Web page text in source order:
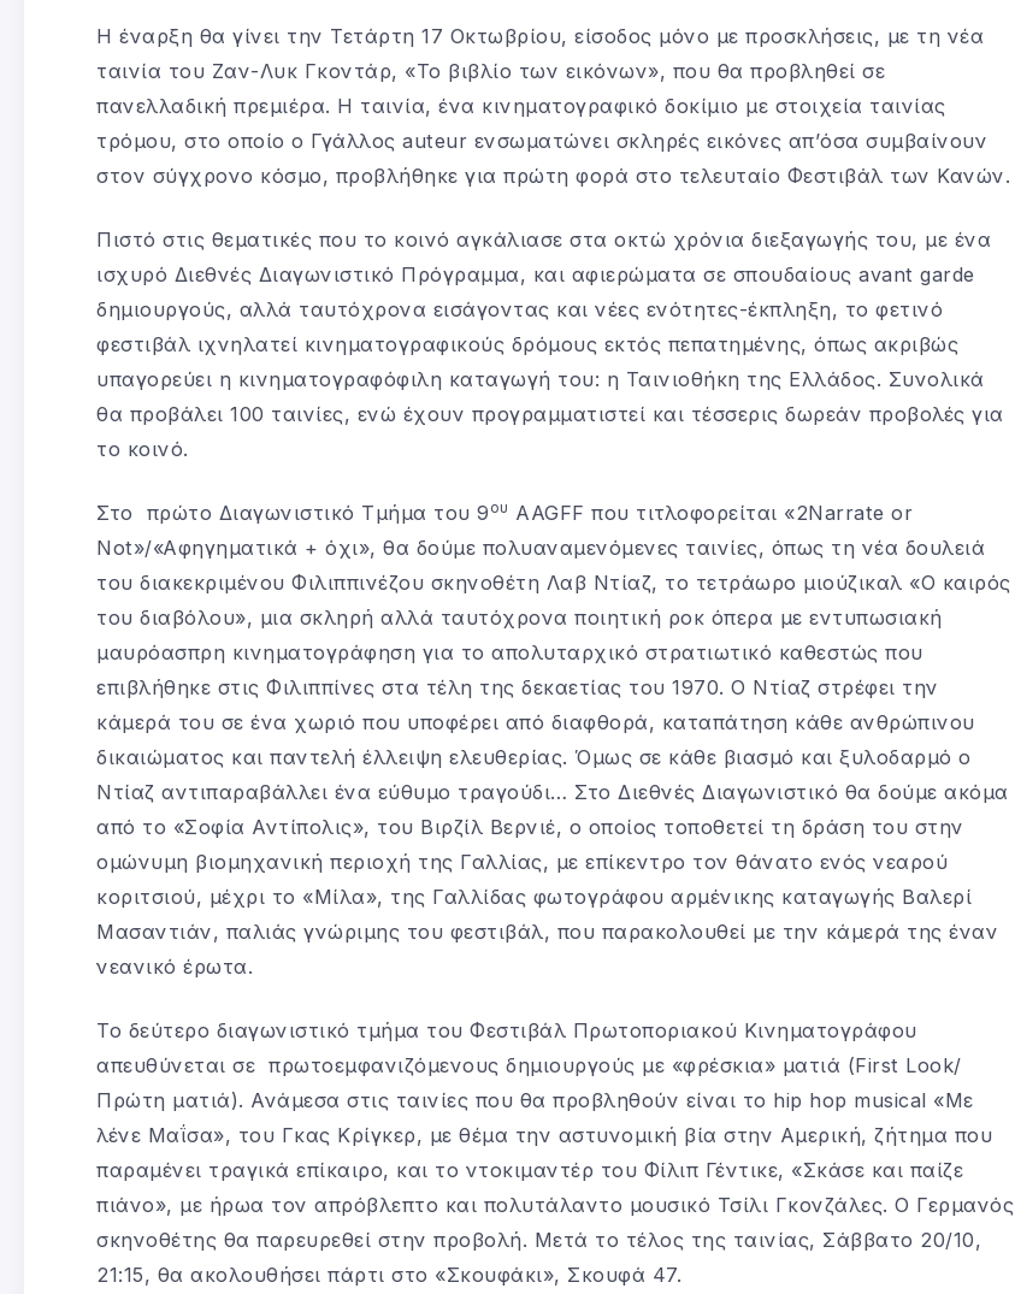
Η έναρξη θα γίνει την Τετάρτη 17 Οκτωβρίου, είσοδος μόνο με προσκλήσεις, με τη νέα
ταινία του Ζαν-Λυκ Γκοντάρ, «Το βιβλίο των εικόνων», που θα προβληθεί σε
πανελλαδική πρεμιέρα. Η ταινία, ένα κινηματογραφικό δοκίμιο με στοιχεία ταινίας
τρόμου, στο οποίο ο Γγάλλος auteur ενσωματώνει σκληρές εικόνες απ’όσα συμβαίνουν
στον σύγχρονο κόσμο, προβλήθηκε για πρώτη φορά στο τελευταίο Φεστιβάλ των Κανών.
Πιστό στις θεματικές που το κοινό αγκάλιασε στα οκτώ χρόνια διεξαγωγής του, με ένα
ισχυρό Διεθνές Διαγωνιστικό Πρόγραμμα, και αφιερώματα σε σπουδαίους avant garde
δημιουργούς, αλλά ταυτόχρονα εισάγοντας και νέες ενότητες-έκπληξη, το φετινό
φεστιβάλ ιχνηλατεί κινηματογραφικούς δρόμους εκτός πεπατημένης, όπως ακριβώς
υπαγορεύει η κινηματογραφόφιλη καταγωγή του: η Ταινιοθήκη της Ελλάδος. Συνολικά
θα προβάλει 100 ταινίες, ενώ έχουν προγραμματιστεί και τέσσερις δωρεάν προβολές για
το κοινό.
Στο πρώτο Διαγωνιστικό Τμήμα του 9 ου AAGFF που τιτλοφορείται «2Narrate or
Not»/«Aφηγηματικά + όχι», θα δούμε πολυαναμενόμενες ταινίες, όπως τη νέα δουλειά
του διακεκριμένου Φιλιππινέζου σκηνοθέτη Λαβ Ντίαζ, το τετράωρο μιούζικαλ «Ο καιρός
του διαβόλου», μια σκληρή αλλά ταυτόχρονα ποιητική ροκ όπερα με εντυπωσιακή
μαυρόασπρη κινηματογράφηση για το απολυταρχικό στρατιωτικό καθεστώς που
επιβλήθηκε στις Φιλιππίνες στα τέλη της δεκαετίας του 1970. Ο Ντίαζ στρέφει την
κάμερά του σε ένα χωριό που υποφέρει από διαφθορά, καταπάτηση κάθε ανθρώπινου
δικαιώματος και παντελή έλλειψη ελευθερίας. Όμως σε κάθε βιασμό και ξυλοδαρμό ο
Ντίαζ αντιπαραβάλλει ένα εύθυμο τραγούδι… Στο Διεθνές Διαγωνιστικό θα δούμε ακόμα
από το «Σοφία Αντίπολις», του Βιρζίλ Βερνιέ, ο οποίος τοποθετεί τη δράση του στην
ομώνυμη βιομηχανική περιοχή της Γαλλίας, με επίκεντρο τον θάνατο ενός νεαρού
κοριτσιού, μέχρι το «Μίλα», της Γαλλίδας φωτογράφου αρμένικης καταγωγής Βαλερί
Mασαντιάν, παλιάς γνώριμης του φεστιβάλ, που παρακολουθεί με την κάμερά της έναν
νεανικό έρωτα.
Το δεύτερο διαγωνιστικό τμήμα του Φεστιβάλ Πρωτοποριακού Κινηματογράφου
απευθύνεται σε πρωτοεμφανιζόμενους δημιουργούς με «φρέσκια» ματιά (First Look/
Πρώτη ματιά). Ανάμεσα στις ταινίες που θα προβληθούν είναι το hip hop musical «Με
λένε Μαΐσα», του Γκας Κρίγκερ, με θέμα την αστυνομική βία στην Αμερική, ζήτημα που
παραμένει τραγικά επίκαιρο, και το ντοκιμαντέρ του Φίλιπ Γέντικε, «Σκάσε και παίζε
πιάνο», με ήρωα τον απρόβλεπτο και πολυτάλαντο μουσικό Τσίλι Γκονζάλες. Ο Γερμανός
σκηνοθέτης θα παρευρεθεί στην προβολή. Μετά το τέλος της ταινίας, Σάββατο 20/10,
21:15, θα ακολουθήσει πάρτι στο «Σκουφάκι», Σκουφά 47.